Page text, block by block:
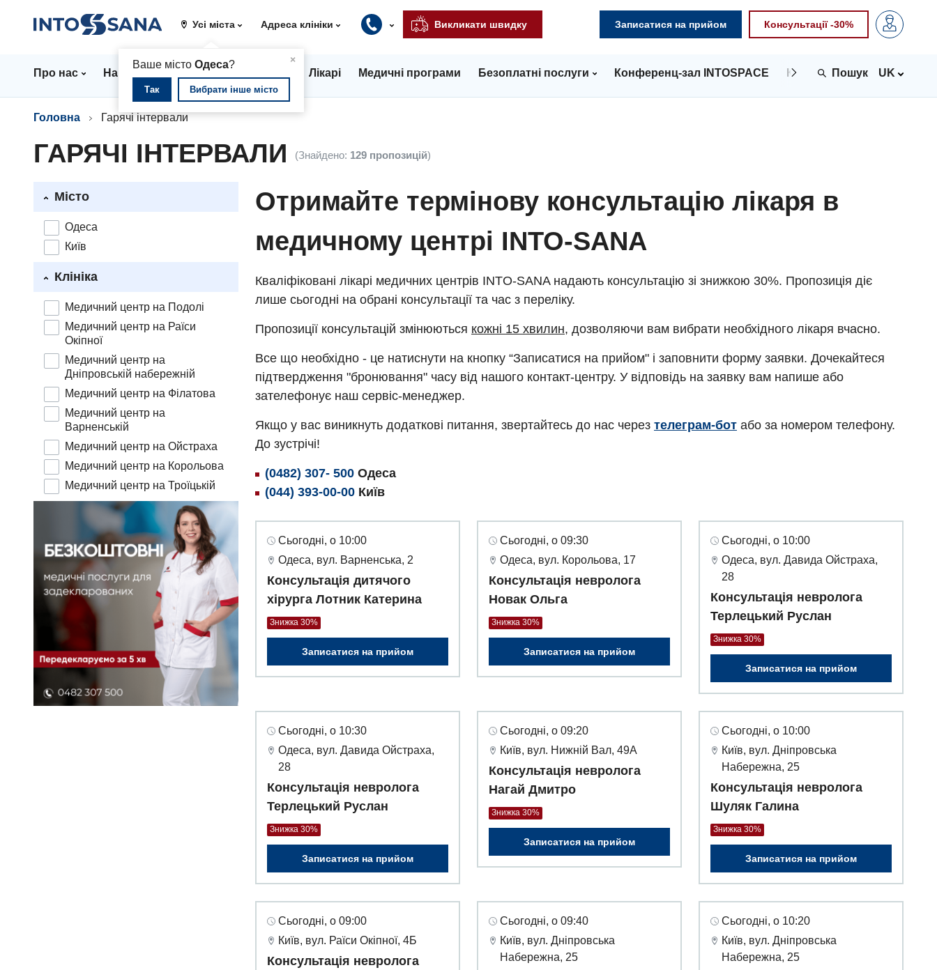
Усі міста
×
Ваше місто Одеса?
Так Вибрати інше місто
Адреса клініки Викликати швидку Записатися на прийом Консультації -30%
Про нас Напрямки Стаціонар Лікарі Медичні програми Безоплатні послуги Конференц-зал INTOSPACE Контакти UK
Головна Гарячі інтервали
ГАРЯЧІ ІНТЕРВАЛИ (Знайдено: 129 пропозицій)
Місто
Одеса
Київ
Клініка
Медичний центр на Подолі
Медичний центр на Раїси
Окіпної
Медичний центр на
Дніпровській набережній
Медичний центр на Філатова
Медичний центр на
Варненській
Медичний центр на Ойстраха
Медичний центр на Корольова
Медичний центр на Троїцькій
Отримайте термінову консультацію лікаря в
медичному центрі INTO-SANA
Кваліфіковані лікарі медичних центрів INTO-SANA надають консультацію зі знижкою 30%. Пропозиція діє
лише сьогодні на обрані консультації та час з переліку.
Пропозиції консультацій змінюються кожні 15 хвилин, дозволяючи вам вибрати необхідного лікаря вчасно.
Все що необхідно - це натиснути на кнопку “Записатися на прийом" і заповнити форму заявки. Дочекайтеся
підтвердження "бронювання" часу від нашого контакт-центру. У відповідь на заявку вам напише або
зателефонує наш сервіс-менеджер.
Якщо у вас виникнуть додаткові питання, звертайтесь до нас через телеграм-бот або за номером телефону.
До зустрічі!
(0482) 307- 500 Одеса
(044) 393-00-00 Київ
Сьогодні, о 10:00
Одеса, вул. Варненська, 2
Консультація дитячого
хірурга Лотник Катерина
Знижка 30%
Записатися на прийом
Сьогодні, о 09:30
Одеса, вул. Корольова, 17
Консультація невролога
Новак Ольга
Знижка 30%
Записатися на прийом
Сьогодні, о 10:00
Одеса, вул. Давида Ойстраха,
28
Консультація невролога
Терлецький Руслан
Знижка 30%
Записатися на прийом
Сьогодні, о 10:30
Одеса, вул. Давида Ойстраха,
28
Консультація невролога
Терлецький Руслан
Знижка 30%
Записатися на прийом
Сьогодні, о 09:20
Київ, вул. Нижній Вал, 49А
Консультація невролога
Нагай Дмитро
Знижка 30%
Записатися на прийом
Сьогодні, о 10:00
Київ, вул. Дніпровська
Набережна, 25
Консультація невролога
Шуляк Галина
Знижка 30%
Записатися на прийом
Сьогодні, о 09:00
Київ, вул. Раїси Окіпної, 4Б
Консультація невролога
Сьогодні, о 09:40
Київ, вул. Дніпровська
Набережна, 25
Сьогодні, о 10:20
Київ, вул. Дніпровська
Набережна, 25